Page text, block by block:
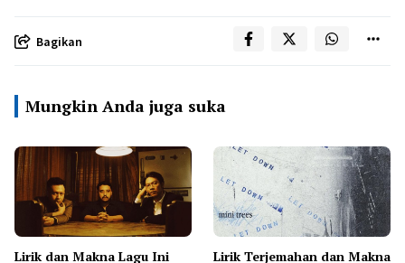
Bagikan
Mungkin Anda juga suka
Lirik dan Makna Lagu Ini
Lirik Terjemahan dan Makna